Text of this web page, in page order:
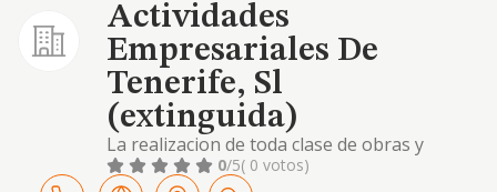
Actividades
Empresariales De
Tenerife, Sl
(extinguida)
La realizacion de toda clase de obras y
construcciones, edificacion, promocion,
comercializacion y arrendamiento de
0/5( 0 votos)